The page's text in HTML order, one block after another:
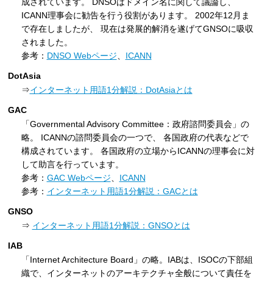
ICANN理事会に勧告を行う役割があります。 2002年12月ま
で存在しましたが、 現在は発展的解消を遂げてGNSOに吸収
されました。
参考： DNSO Webページ ICANN
DotAsia
⇒インターネット用語1分解説：DotAsiaとは
GAC
「Governmental Advisory Committee：政府諮問委員会」の
略。 ICANNの諮問委員会の一つで、 各国政府の代表などで
構成されています。 各国政府の立場からICANNの理事会に対
して助言を行っています。
参考： GAC Webページ
ICANN
参考： インターネット用語1分解説：GACとは
GNSO
⇒ インターネット用語1分解説：GNSOとは
IAB
「Internet Architecture Board」の略。IABは、ISOCの下部組
織で、インターネットのアーキテクチャ全般について責任を